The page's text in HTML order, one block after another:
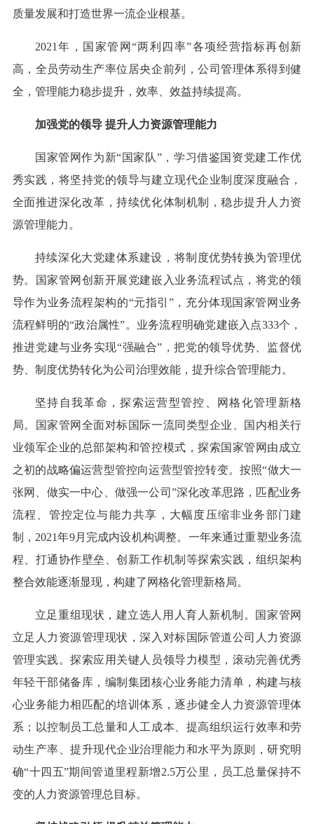
质量发展和打造世界一流企业根基。
2021年，国家管网“两利四率”各项经营指标再创新
高，全员劳动生产率位居央企前列，公司管理体系得到健
全，管理能力稳步提升，效率、效益持续提高。
加强党的领导 提升人力资源管理能力
国家管网作为新“国家队”，学习借鉴国资党建工作优
秀实践，将坚持党的领导与建立现代企业制度深度融合，
全面推进深化改革，持续优化体制机制，稳步提升人力资
源管理能力。
持续深化大党建体系建设，将制度优势转换为管理优
势。国家管网创新开展党建嵌入业务流程试点，将党的领
导作为业务流程架构的“元指引”，充分体现国家管网业务
流程鲜明的“政治属性”。业务流程明确党建嵌入点333个，
推进党建与业务实现“强融合”，把党的领导优势、监督优
势、制度优势转化为公司治理效能，提升综合管理能力。
坚持自我革命，探索运营型管控、网格化管理新格
局。国家管网全面对标国际一流同类型企业、国内相关行
业领军企业的总部架构和管控模式，探索国家管网由成立
之初的战略偏运营型管控向运营型管控转变。按照“做大一
张网、做实一中心、做强一公司”深化改革思路，匹配业务
流程、管控定位与能力共享，大幅度压缩非业务部门建
制，2021年9月完成内设机构调整。一年来通过重塑业务流
程、打通协作壁垒、创新工作机制等探索实践，组织架构
整合效能逐渐显现，构建了网格化管理新格局。
立足重组现状，建立选人用人育人新机制。国家管网
立足人力资源管理现状，深入对标国际管道公司人力资源
管理实践。探索应用关键人员领导力模型，滚动完善优秀
年轻干部储备库，编制集团核心业务能力清单，构建与核
心业务能力相匹配的培训体系，逐步健全人力资源管理体
系；以控制员工总量和人工成本、提高组织运行效率和劳
动生产率、提升现代企业治理能力和水平为原则，研究明
确“十四五”期间管道里程新增2.5万公里，员工总量保持不
变的人力资源管理总目标。